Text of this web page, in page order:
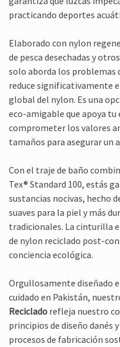
practicando deportes
Elaborado con nylon
de pesca desechadas y
solo aborda los problemas
reduce significativamente
global del nylon. Es una
eco-amigable que apoya tu
comprometer los valores
tamaños para asegurar un
Con el traje de baño
Tex® Standard 100, estás
sustancias nocivas, hecho
suaves para la piel y más
tradicionales. La cinturilla
de nylon reciclado post-
conciencia ecológica.
Orgullosamente diseñado
cuidado en Pakistán,
Reciclado refleja nuestro
principios de diseño danés
procesos de fabricación